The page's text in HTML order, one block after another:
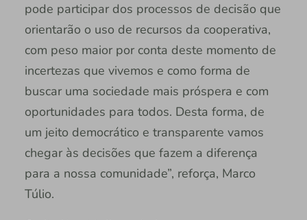
pode participar dos processos de decisão que
orientarão o uso de recursos da cooperativa,
com peso maior por conta deste momento de
incertezas que vivemos e como forma de
buscar uma sociedade mais próspera e com
oportunidades para todos. Desta forma, de
um jeito democrático e transparente vamos
chegar às decisões que fazem a diferença
para a nossa comunidade”, reforça, Marco
Túlio.